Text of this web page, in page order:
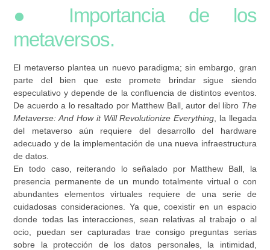
● Importancia de los
metaversos.
El metaverso plantea un nuevo paradigma; sin embargo, gran
parte del bien que este promete brindar sigue siendo
especulativo y depende de la confluencia de distintos eventos.
De acuerdo a lo resaltado por Matthew Ball, autor del libro The
Metaverse: And How it Will Revolutionize Everything , la llegada
del metaverso aún requiere del desarrollo del hardware
adecuado y de la implementación de una nueva infraestructura
de datos.
En todo caso, reiterando lo señalado por Matthew Ball, la
presencia permanente de un mundo totalmente virtual o con
abundantes elementos virtuales requiere de una serie de
cuidadosas consideraciones. Ya que, coexistir en un espacio
donde todas las interacciones, sean relativas al trabajo o al
ocio, puedan ser capturadas trae consigo preguntas serias
sobre la protección de los datos personales, la intimidad,